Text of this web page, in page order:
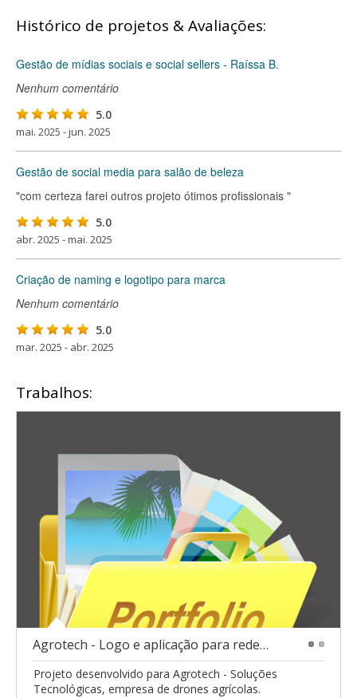
Histórico de projetos & Avaliações:
Gestão de mídias sociais e social sellers - Raíssa B.
Nenhum comentário
5.0
mai. 2025 - jun. 2025
Gestão de social media para salão de beleza
"com certeza farei outros projeto ótimos profissionais "
5.0
abr. 2025 - mai. 2025
Criação de naming e logotipo para marca
Nenhum comentário
5.0
mar. 2025 - abr. 2025
Trabalhos:
Agrotech - Logo e aplicação para redes sociais.
Projeto desenvolvido para Agrotech - Soluções
Tecnológicas, empresa de drones agrícolas.